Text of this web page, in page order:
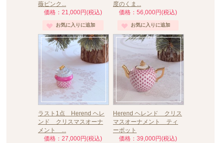
薇ピンク...
価格：21,000円(税込)
度のくま...
価格：56,000円(税込)
ラスト1点 Herend ヘレ
ンド クリスマスオーナ
メント ...
価格：27,000円(税込)
Herend ヘレンド クリス
マスオーナメント ティ
ーポット
価格：39,000円(税込)